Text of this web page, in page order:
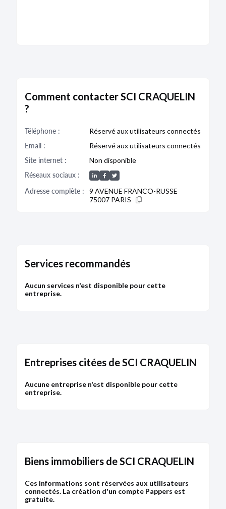
Comment contacter SCI CRAQUELIN
?
Téléphone :
Réservé aux utilisateurs connectés
Email :
Réservé aux utilisateurs connectés
Site internet :
Non disponible
Réseaux sociaux :
Adresse complète :
9 AVENUE FRANCO-RUSSE
75007 PARIS
Services recommandés
Aucun services n'est disponible pour cette
entreprise.
Entreprises citées de SCI CRAQUELIN
Aucune entreprise n'est disponible pour cette
entreprise.
Biens immobiliers de SCI CRAQUELIN
Ces informations sont réservées aux utilisateurs
connectés. La création d'un compte Pappers est
gratuite.